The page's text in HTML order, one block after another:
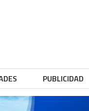
PUBLICIDAD